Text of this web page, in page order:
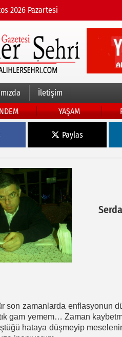
2026 Pazartesi
İletişim
YAŞAM
Paylas
zamanlarda enflasyonun
gam yemem… Zaman
hataya düşmeyip